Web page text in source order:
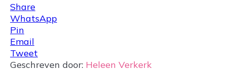
Share
WhatsApp
Pin
Email
Tweet
Geschreven door: Heleen Verkerk